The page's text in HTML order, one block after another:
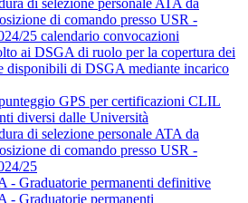
di selezione personale ATA da
di comando presso USR -
25 calendario convocazioni
ai DSGA di ruolo per la copertura dei
disponibili di DSGA mediante incarico
GPS per certificazioni CLIL
diversi dalle Università
di selezione personale ATA da
di comando presso USR -
25
- Graduatorie permanenti definitive
- Graduatorie permanenti